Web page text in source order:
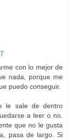
con lo mejor de
nada, porque me
puedo conseguir.
le sale de dentro
a leer o no.
que no le gusta
pasa de largo. Si